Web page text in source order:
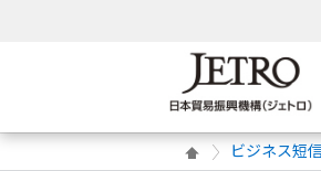
ビジネス短